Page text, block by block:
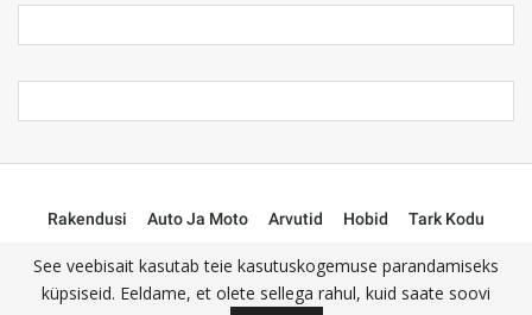
Rakendusi Auto Ja Moto Arvutid Hobid
Tark Kodu
See veebisait kasutab teie kasutuskogemuse parandamiseks
küpsiseid. Eeldame, et olete sellega rahul, kuid saate soovi